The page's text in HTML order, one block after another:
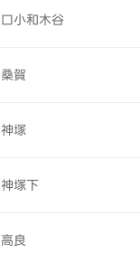
口小和木谷
桑賀
神塚
神塚下
高良